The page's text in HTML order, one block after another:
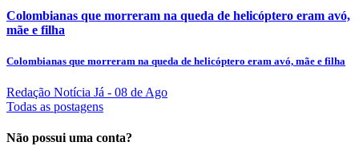
Colombianas que morreram na queda de helicóptero eram avó,
mãe e filha
Colombianas que morreram na queda de helicóptero eram avó, mãe e filha
Redação Notícia Já - 08 de Ago
Todas as postagens
Não possui uma conta?